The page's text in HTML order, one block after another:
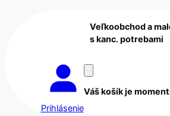
Veľkoobchod a
s kanc. potrebami
Prihlásenie
Váš košík je